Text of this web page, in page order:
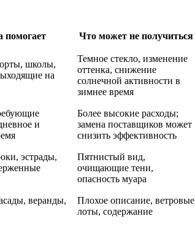
помогает Что может не получиться
школы,
на
Темное стекло, изменение
оттенка, снижение
солнечной активности в
зимнее время
и
Более высокие расходы;
замена поставщиков может
снизить эффективность
эстрады,
Пятнистый вид,
очищающие тени,
опасность муара
веранды,
Плохое описание, ветровые
лоты, содержание